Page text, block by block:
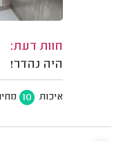
חוות דעת:
היה נהדר!
איכות 10